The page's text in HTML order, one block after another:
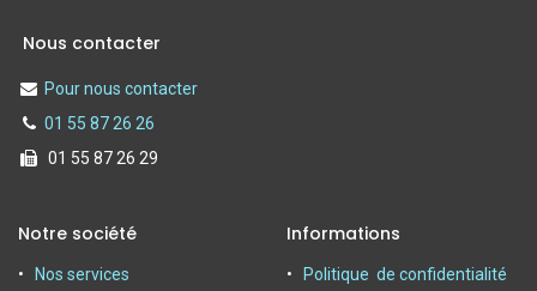
Nous contacter
Pour nous contacter
01 55 87 26 26
01 55 87 26 29
Notre société
Nos services
Informations
Politique de confidentialité